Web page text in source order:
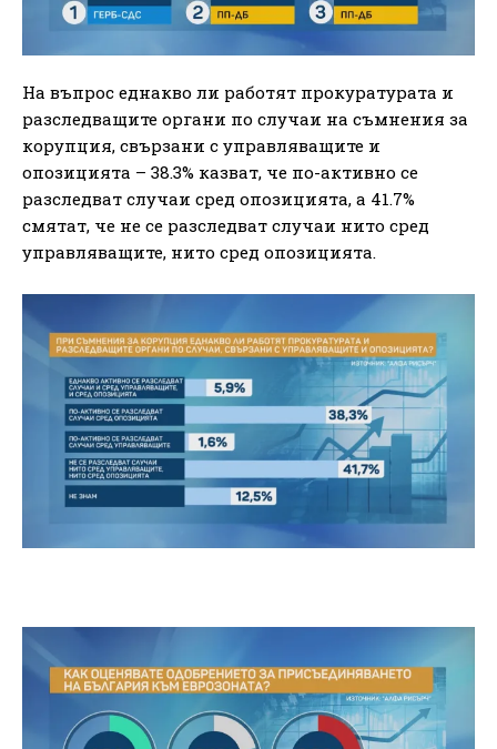
На въпрос еднакво ли работят прокуратурата и
разследващите органи по случаи на съмнения за
корупция, свързани с управляващите и
опозицията – 38.3% казват, че по-активно се
разследват случаи сред опозицията, а 41.7%
смятат, че не се разследват случаи нито сред
управляващите, нито сред опозицията.